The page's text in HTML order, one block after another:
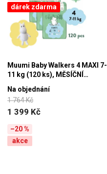
dárek zdarma
Muumi Baby Walkers 4 MAXI 7-
11 kg (120 ks), MĚSÍČNÍ
+ Mumínek DÁREK ZDARMA
1 764 Kč
1 399 Kč
Na objednání
–20 %
akce